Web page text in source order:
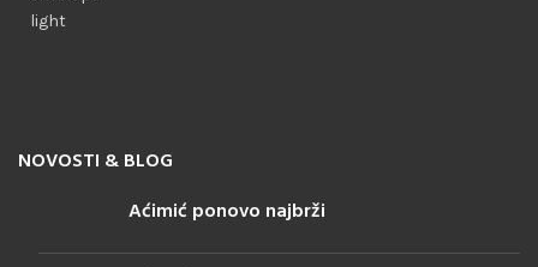
NOVOSTI & BLOG
Aćimić ponovo najbrži